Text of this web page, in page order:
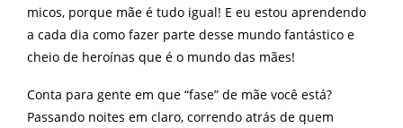
micos, porque mãe é tudo igual! E eu estou aprendendo
a cada dia como fazer parte desse mundo fantástico e
cheio de heroínas que é o mundo das mães!
Conta para gente em que “fase” de mãe você está?
Passando noites em claro, correndo atrás de quem